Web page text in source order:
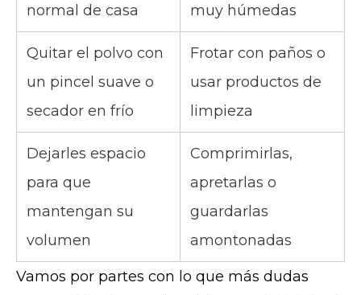
normal de casa
muy húmedas
Quitar el polvo con
un pincel suave o
secador en frío
Frotar con paños o
usar productos de
limpieza
Dejarles espacio
para que
mantengan su
volumen
Comprimirlas,
apretarlas o
guardarlas
amontonadas
Vamos por partes con lo que más dudas